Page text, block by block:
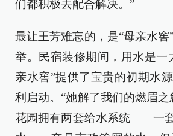
们都积极去配合解决。”
最让王芳难忘的，是“母亲水
举。民宿装修期间，用水是一
亲水窖”提供了宝贵的初期水
利启动。“她解了我们的燃眉
花园拥有两套给水系统——一